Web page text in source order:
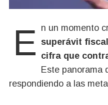
En un momento
superávit
cifra que
Este panorama
respondiendo a las